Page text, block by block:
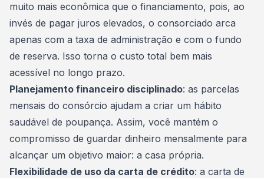
muito mais econômica que o financiamento, pois, ao
invés de pagar juros elevados, o consorciado arca
apenas com a taxa de administração e com o fundo
de reserva. Isso torna o custo total bem mais
acessível no longo prazo.
Planejamento financeiro disciplinado: as parcelas
mensais do consórcio ajudam a criar um hábito
saudável de poupança. Assim, você mantém o
compromisso de guardar dinheiro mensalmente para
alcançar um objetivo maior: a casa própria.
Flexibilidade de uso da carta de crédito: a carta de